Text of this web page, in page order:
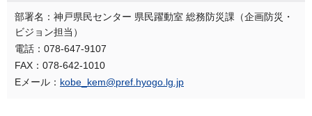
部署名：神戸県民センター 県民躍動室 総務防災課（企画防災・
ビジョン担当）
電話：078-647-9107
FAX：078-642-1010
Eメール： kobe_kem@pref.hyogo.lg.jp